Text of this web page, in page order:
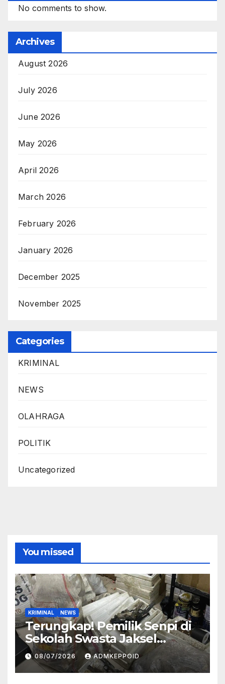
No comments to show.
Archives
August 2026
July 2026
June 2026
May 2026
April 2026
March 2026
February 2026
January 2026
December 2025
November 2025
Categories
KRIMINAL
NEWS
OLAHRAGA
POLITIK
Uncategorized
You missed
KRIMINAL NEWS
Terungkap! Pemilik Senpi di
Sekolah Swasta Jaksel
Ternyata Direktur
Perusahaan Airsoft Gun
Impor
08/07/2026 ADMKEPPOID